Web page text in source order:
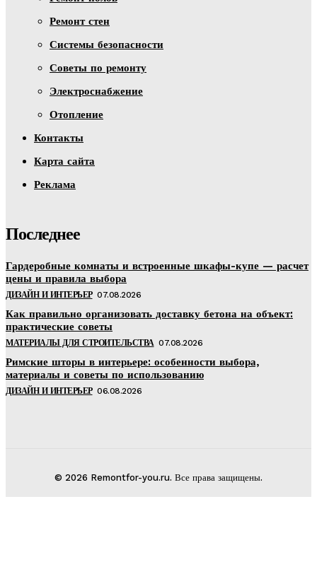
Ремонт стен
Системы безопасности
Советы по ремонту
Электроснабжение
Отопление
Контакты
Карта сайта
Реклама
Последнее
Гардеробные комнаты и встроенные шкафы-купе — расчет
цены и правила выбора
ДИЗАЙН И ИНТЕРЬЕР 07.08.2026
Как правильно организовать доставку бетона на объект:
практические советы
МАТЕРИАЛЫ ДЛЯ СТРОИТЕЛЬСТВА 07.08.2026
Римские шторы в интерьере: особенности выбора,
материалы и советы по использованию
ДИЗАЙН И ИНТЕРЬЕР 06.08.2026
© 2026 Remontfor-you.ru. Все права защищены.